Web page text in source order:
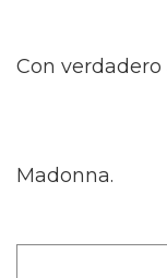
Con verdadero
Madonna.